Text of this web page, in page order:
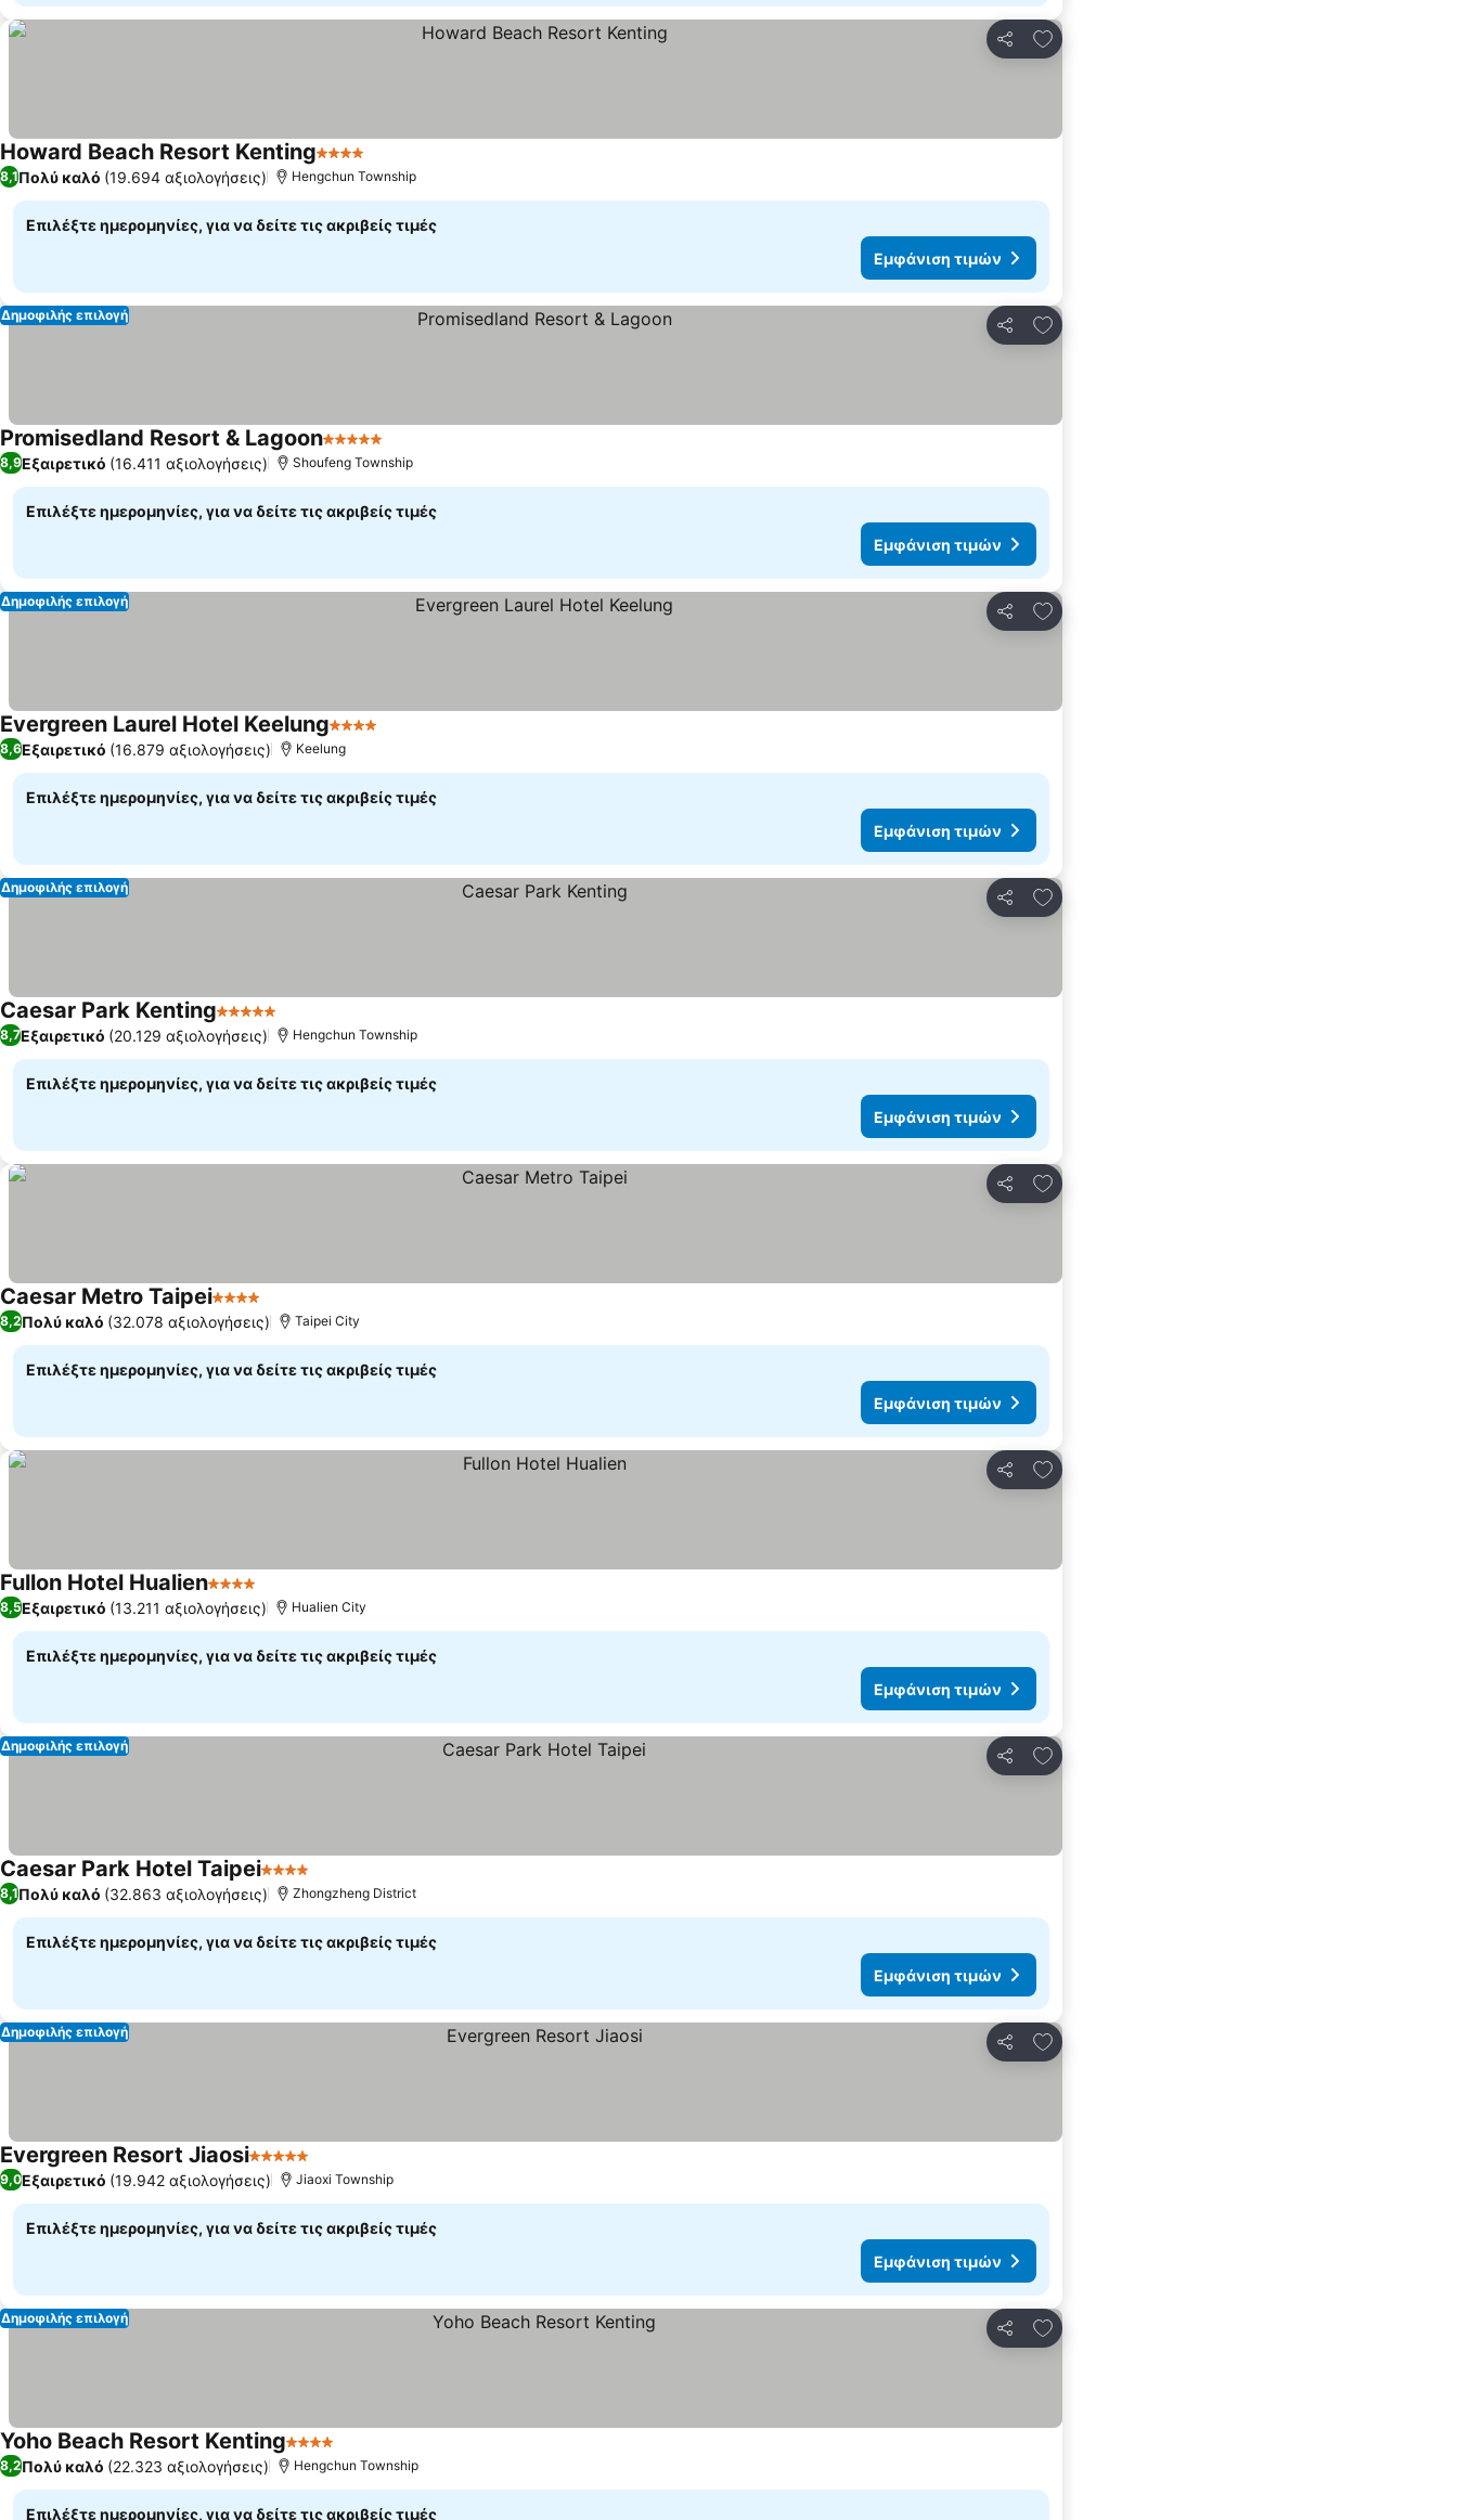
Κοινοποίηση
Προσθήκη στα αγαπημένα
Howard Beach Resort Kenting4 Αστέρια
8,1Πολύ καλό (19.694 αξιολογήσεις) Hengchun Township
Επιλέξτε ημερομηνίες, για να δείτε τις ακριβείς τιμές
Εμφάνιση τιμών
Κοινοποίηση
Προσθήκη στα αγαπημένα
Δημοφιλής επιλογή
Promisedland Resort & Lagoon5 Αστέρια
8,9Εξαιρετικό (16.411 αξιολογήσεις) Shoufeng Township
Επιλέξτε ημερομηνίες, για να δείτε τις ακριβείς τιμές
Εμφάνιση τιμών
Κοινοποίηση
Προσθήκη στα αγαπημένα
Δημοφιλής επιλογή
Evergreen Laurel Hotel Keelung4 Αστέρια
8,6Εξαιρετικό (16.879 αξιολογήσεις) Keelung
Επιλέξτε ημερομηνίες, για να δείτε τις ακριβείς τιμές
Εμφάνιση τιμών
Κοινοποίηση
Προσθήκη στα αγαπημένα
Δημοφιλής επιλογή
Caesar Park Kenting5 Αστέρια
8,7Εξαιρετικό (20.129 αξιολογήσεις) Hengchun Township
Επιλέξτε ημερομηνίες, για να δείτε τις ακριβείς τιμές
Εμφάνιση τιμών
Κοινοποίηση
Προσθήκη στα αγαπημένα
Caesar Metro Taipei4 Αστέρια
8,2Πολύ καλό (32.078 αξιολογήσεις) Taipei City
Επιλέξτε ημερομηνίες, για να δείτε τις ακριβείς τιμές
Εμφάνιση τιμών
Κοινοποίηση
Προσθήκη στα αγαπημένα
Fullon Hotel Hualien4 Αστέρια
8,5Εξαιρετικό (13.211 αξιολογήσεις) Hualien City
Επιλέξτε ημερομηνίες, για να δείτε τις ακριβείς τιμές
Εμφάνιση τιμών
Κοινοποίηση
Προσθήκη στα αγαπημένα
Δημοφιλής επιλογή
Caesar Park Hotel Taipei4 Αστέρια
8,1Πολύ καλό (32.863 αξιολογήσεις) Zhongzheng District
Επιλέξτε ημερομηνίες, για να δείτε τις ακριβείς τιμές
Εμφάνιση τιμών
Κοινοποίηση
Προσθήκη στα αγαπημένα
Δημοφιλής επιλογή
Evergreen Resort Jiaosi5 Αστέρια
9,0Εξαιρετικό (19.942 αξιολογήσεις) Jiaoxi Township
Επιλέξτε ημερομηνίες, για να δείτε τις ακριβείς τιμές
Εμφάνιση τιμών
Κοινοποίηση
Προσθήκη στα αγαπημένα
Δημοφιλής επιλογή
Yoho Beach Resort Kenting4 Αστέρια
8,2Πολύ καλό (22.323 αξιολογήσεις) Hengchun Township
Επιλέξτε ημερομηνίες, για να δείτε τις ακριβείς τιμές